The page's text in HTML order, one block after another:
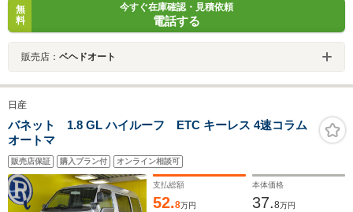
無
料
今すぐ在庫確認・見積依頼
電話する
販売店： ベヘドオート
日産
バネット 1.8 GL ハイルーフ ETC キーレス 4速コラム
オートマ
販売店保証 購入プラン付 オンライン相談可
支払総額
52.8万円
本体価格
37.8万円